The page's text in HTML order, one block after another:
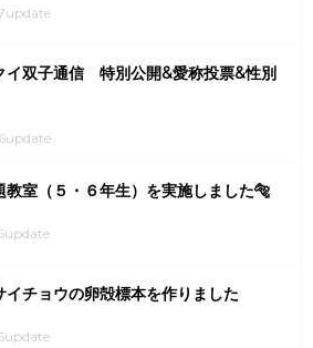
イ双子通信 特別公開&愛称投票&性別
教室（５・６年生）を実施しました🐅
イチョウの卵殻標本を作りました